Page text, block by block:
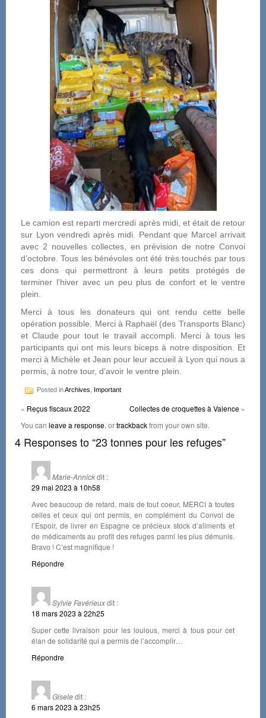
Le camion est reparti mercredi après midi, et était de retour
sur Lyon vendredi après midi. Pendant que Marcel arrivait
avec 2 nouvelles collectes, en prévision de notre Convoi
d’octobre. Tous les bénévoles ont été très touchés par tous
ces dons qui permettront à leurs petits protégés de
terminer l’hiver avec un peu plus de confort et le ventre
plein.
Merci à tous les donateurs qui ont rendu cette belle
opération possible. Merci à Raphaël (des Transports Blanc)
et Claude pour tout le travail accompli. Merci à tous les
participants qui ont mis leurs biceps à notre disposition. Et
merci à Michèle et Jean pour leur accueil à Lyon qui nous a
permis, à notre tour, d’avoir le ventre plein.
Posted inArchives Important
« Reçus fiscaux 2022 Collectes de croquettes à Valence »
You can leave a response, ortrackbackfrom your own site.
4 Responses to “23 tonnes pour les refuges”
Marie-Annickdit :
29 mai 2023 à 10h58
Avec beaucoup de retard, mais de tout coeur, MERCI à toutes
celles et ceux qui ont permis, en complément du Convoi de
l’Espoir, de livrer en Espagne ce précieux stock d’aliments et
de médicaments au profit des refuges parmi les plus démunis.
Bravo ! C’est magnifique !
Répondre
Sylvie Favérieuxdit :
18 mars 2023 à 22h25
Super cette livraison pour les loulous, merci à tous pour cet
élan de solidarité qui a permis de l’accomplir…
Répondre
Giseledit :
6 mars 2023 à 23h25